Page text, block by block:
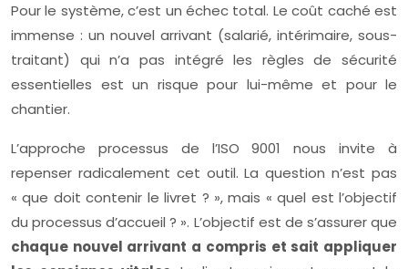
Pour le système, c’est un échec total. Le coût caché est
immense : un nouvel arrivant (salarié, intérimaire, sous-
traitant) qui n’a pas intégré les règles de sécurité
essentielles est un risque pour lui-même et pour le
chantier.
L’approche processus de l’ISO 9001 nous invite à
repenser radicalement cet outil. La question n’est pas
« que doit contenir le livret ? », mais « quel est l’objectif
du processus d’accueil ? ». L’objectif est de s’assurer que
chaque nouvel arrivant a compris et sait appliquer